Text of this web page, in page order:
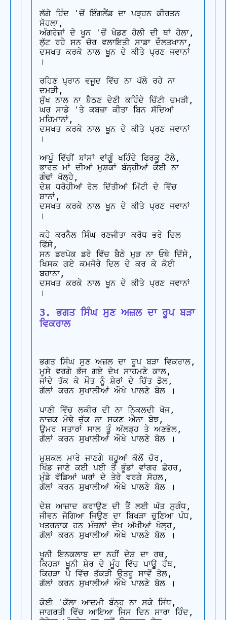
ਲੱਗੇ ਹਿੰਦ 'ਚੋਂ ਇੰਗਲੈਂਡ ਦਾ ਪੜ੍ਹਨ ਕੀਰਤਨ
ਸੋਹਲਾ,
ਅੰਗਰੇਜ਼ਾਂ ਦੇ ਖੂਨ 'ਚੋਂ ਖੇਡਣ ਹੋਲੀ ਦੀ ਥਾਂ ਹੋਲਾ,
ਲੁੱਟ ਰਹੇ ਸਨ ਚੋਰ ਵਲਾਇਤੀ ਸਾਡਾ ਦੌਲਤਖਾਨਾ,
ਦਸਖਤ ਕਰਕੇ ਨਾਲ ਖੂਨ ਦੇ ਕੀਤੇ ਪ੍ਰਣ ਜਵਾਨਾਂ
।
ਰਹਿਣ ਪ੍ਰਾਨ ਵਜੂਦ ਵਿੱਚ ਨਾ ਪੱਲੇ ਰਹੇ ਨਾ
ਦਮੜੀ,
ਸੁੱਖ ਨਾਲ ਨਾ ਬੈਠਣ ਦੇਣੀ ਕਹਿੰਦੇ ਚਿੱਟੀ ਚਮੜੀ,
ਘਰ ਸਾਡੇ 'ਤੇ ਕਬਜ਼ਾ ਕੀਤਾ ਬਿਨ ਸੱਦਿਆਂ
ਮਹਿਮਾਨਾਂ,
ਦਸਖਤ ਕਰਕੇ ਨਾਲ ਖੂਨ ਦੇ ਕੀਤੇ ਪ੍ਰਣ ਜਵਾਨਾਂ
।
ਆਪੂੰ ਵਿੱਚੀਂ ਬਾਂਸਾਂ ਵਾਂਗੂੰ ਖਹਿੰਦੇ ਫਿਰਕੂ ਟੋਲੇ,
ਭਾਰਤ ਮਾਂ ਦੀਆਂ ਮੁਸ਼ਕਾਂ ਬੰਨ੍ਹੀਆਂ ਕੋਈ ਨਾ
ਗੰਢਾਂ ਖੋਲ੍ਹੇ,
ਦੇਸ਼ ਧਰੋਹੀਆਂ ਰੋਲ ਦਿੱਤੀਆਂ ਮਿੱਟੀ ਦੇ ਵਿੱਚ
ਸ਼ਾਨਾਂ,
ਦਸਖਤ ਕਰਕੇ ਨਾਲ ਖੂਨ ਦੇ ਕੀਤੇ ਪ੍ਰਣ ਜਵਾਨਾਂ
।
ਕਹੇ ਕਰਨੈਲ ਸਿੰਘ ਰਣਜੀਤਾ ਕਰੋਧ ਭਰੇ ਦਿਲ
ਫਿੱਸੇ,
ਸਨ ਡਰਪੋਕ ਡਰੇ ਵਿੱਚ ਬੈਠੇ ਮੁੜ ਨਾ ਓਥੇ ਦਿੱਸੇ,
ਖਿਸਕ ਗਏ ਕਮਜੋਰੇ ਦਿਲ ਦੇ ਕਰ ਕੇ ਕੋਈ
ਬਹਾਨਾ,
ਦਸਖਤ ਕਰਕੇ ਨਾਲ ਖੂਨ ਦੇ ਕੀਤੇ ਪ੍ਰਣ ਜਵਾਨਾਂ
3. ਭਗਤ ਸਿੰਘ ਸੁਣ ਅਜ਼ਲ ਦਾ ਰੂਪ ਬੜਾ
ਵਿਕਰਾਲ
ਭਗਤ ਸਿੰਘ ਸੁਣ ਅਜ਼ਲ ਦਾ ਰੂਪ ਬੜਾ ਵਿਕਰਾਲ,
ਮੂਸੇ ਵਰਗੇ ਭੱਜ ਗਏ ਦੇਖ ਸਾਹਮਣੇ ਕਾਲ,
ਜਾਂਦੇ ਤੱਕ ਕੇ ਮੌਤ ਨੂੰ ਸ਼ੇਰਾਂ ਦੇ ਚਿੱਤ ਡੋਲ,
ਗੱਲਾਂ ਕਰਨ ਸੁਖਾਲੀਆਂ ਔਖੇ ਪਾਲਣੇ ਬੋਲ ।
ਪਾਣੀ ਵਿੱਚ ਲਕੀਰ ਦੀ ਨਾ ਨਿਕਲਦੀ ਖੋਜ,
ਨਾਜ਼ਕ ਮੋਢੇ ਚੁੱਕ ਨਾ ਸਕਣ ਐਨਾ ਬੋਝ,
ਉਮਰ ਸਤਾਰਾਂ ਸਾਲ ਤੂੰ ਅੱਲੜ੍ਹ ਤੇ ਅਣਭੋਲ,
ਗੱਲਾਂ ਕਰਨ ਸੁਖਾਲੀਆਂ ਔਖੇ ਪਾਲਣੇ ਬੋਲ ।
ਮੁਸ਼ਕਲ ਮਾਰੇ ਜਾਣਗੇ ਬਹੂਆਂ ਕੋਲੋਂ ਚੋਰ,
ਖਿੰਡ ਜਾਣੇ ਕਈ ਪਈ ਤੋਂ ਭੂੰਡਾਂ ਵਾਂਗਰ ਛੋਹਰ,
ਮੁੰਡੇ ਵੱਡਿਆਂ ਘਰਾਂ ਦੇ ਤੇਰੇ ਵਰਗੇ ਸੋਹਲ,
ਗੱਲਾਂ ਕਰਨ ਸੁਖਾਲੀਆਂ ਔਖੇ ਪਾਲਣੇ ਬੋਲ ।
ਦੇਸ਼ ਆਜ਼ਾਦ ਕਰਾਉਣ ਦੀ ਤੈਂ ਲਈ ਘੱਤ ਸੁਗੰਧ,
ਜੀਵਨ ਜੋਗਿਆ ਜਿਉਣ ਦਾ ਬਿਖੜਾ ਚੁਣਿਆ ਪੰਧ,
ਖਤਰਨਾਕ ਹਨ ਮੰਜ਼ਲਾਂ ਦੇਖ ਅੱਖੀਆਂ ਖੋਲ੍ਹ,
ਗੱਲਾਂ ਕਰਨ ਸੁਖਾਲੀਆਂ ਔਖੇ ਪਾਲਣੇ ਬੋਲ ।
ਖੂਨੀ ਇਨਕਲਾਬ ਦਾ ਨਹੀਂ ਦੇਸ਼ ਦਾ ਰਥ,
ਕਿਹੜਾ ਖੂਨੀ ਸ਼ੇਰ ਦੇ ਮੂੰਹ ਵਿੱਚ ਪਾਊ ਹੱਥ,
ਕਿਹੜਾ ਪੈ ਵਿੱਚ ਤੱਕੜੀ ਉਤਰੂ ਸਾਵੇਂ ਤੋਲ,
ਗੱਲਾਂ ਕਰਨ ਸੁਖਾਲੀਆਂ ਔਖੇ ਪਾਲਣੇ ਬੋਲ ।
ਕੋਈ 'ਕੱਲਾ ਆਦਮੀ ਬੰਨ੍ਹ ਨਾ ਸਕੇ ਸਿੰਧ,
ਜਾਗਰਤੀ ਵਿੱਚ ਆਇਆ ਜਿਸ ਦਿਨ ਸਾਰਾ ਹਿੰਦ,